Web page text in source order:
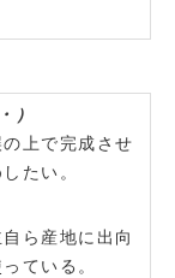
）
上で完成させ
たい。
ら産地に出向
ている。